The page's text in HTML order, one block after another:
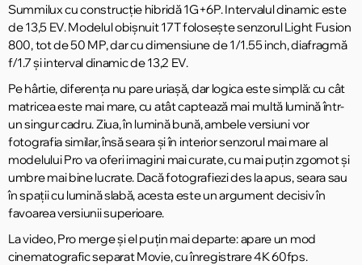
Summilux cu construcție hibridă 1G+6P. Intervalul dinamic este
de 13,5 EV. Modelul obișnuit 17T folosește senzorul Light Fusion
800, tot de 50 MP, dar cu dimensiune de 1/1.55 inch, diafragmă
f/1.7 și interval dinamic de 13,2 EV.
Pe hârtie, diferența nu pare uriașă, dar logica este simplă: cu cât
matricea este mai mare, cu atât captează mai multă lumină într-
un singur cadru. Ziua, în lumină bună, ambele versiuni vor
fotografia similar, însă seara și în interior senzorul mai mare al
modelului Pro va oferi imagini mai curate, cu mai puțin zgomot și
umbre mai bine lucrate. Dacă fotografiezi des la apus, seara sau
în spații cu lumină slabă, acesta este un argument decisiv în
favoarea versiunii superioare.
La video, Pro merge și el puțin mai departe: apare un mod
cinematografic separat Movie, cu înregistrare 4K 60fps.